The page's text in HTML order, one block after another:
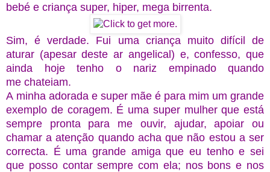
bebé e criança super, hiper, mega birrenta.
Sim, é verdade. Fui uma criança muito difícil de
aturar (apesar deste ar angelical) e, confesso, que
ainda hoje tenho o nariz empinado quando
me chateiam.
A minha adorada e super mãe é para mim um grande
exemplo de coragem. É uma super mulher que está
sempre pronta para me ouvir, ajudar, apoiar ou
chamar a atenção quando acha que não estou a ser
correcta. É uma grande amiga que eu tenho e sei
que posso contar sempre com ela; nos bons e nos